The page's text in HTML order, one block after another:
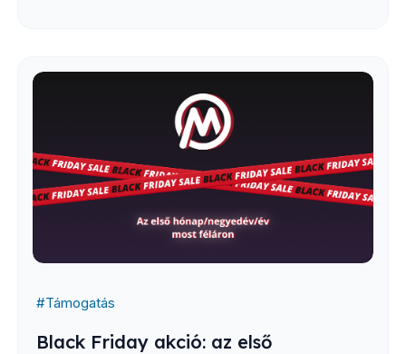
#Támogatás
Black Friday akció: az első